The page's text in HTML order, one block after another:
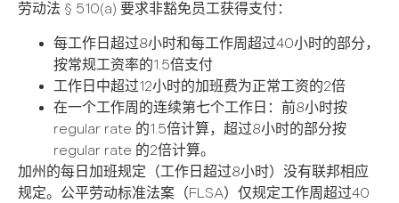
劳动法 § 510(a) 要求非豁免员工获得支付：
每工作日超过8小时和每工作周超过40小时的部分，
按常规工资率的1.5倍支付
工作日中超过12小时的加班费为正常工资的2倍
在一个工作周的连续第七个工作日：前8小时按
regular rate 的1.5倍计算，超过8小时的部分按
regular rate 的2倍计算。
加州的每日加班规定（工作日超过8小时）没有联邦相应
规定。公平劳动标准法案（FLSA）仅规定工作周超过40